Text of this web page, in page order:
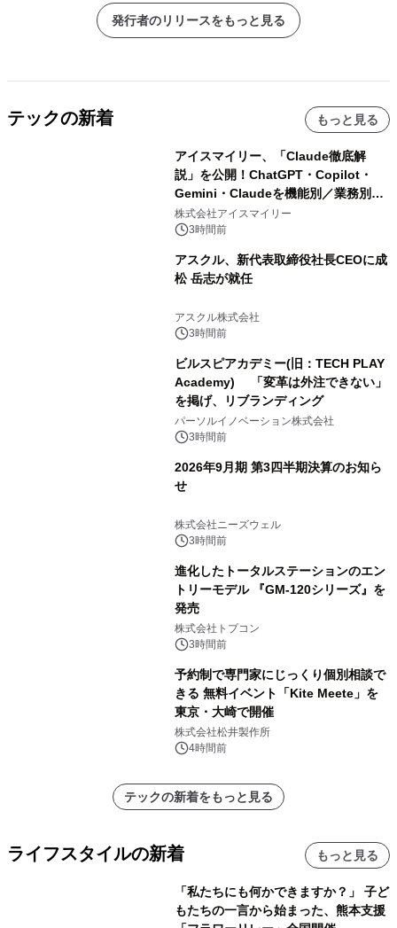
発行者のリリースをもっと見る
テックの新着 もっと見る
アイスマイリー、「Claude徹底解
説」を公開！ChatGPT・Copilot・
Gemini・Claudeを機能別／業務別に
比較―自社に合う生成AIの選び方がわ
かる実践ガイド
株式会社アイスマイリー
3時間前
アスクル、新代表取締役社長CEOに成
松 岳志が就任
アスクル株式会社
3時間前
ビルスピアカデミー(旧：TECH PLAY
Academy) 「変革は外注できない」
を掲げ、リブランディング
パーソルイノベーション株式会社
3時間前
2026年9月期 第3四半期決算のお知ら
せ
株式会社ニーズウェル
3時間前
進化したトータルステーションのエン
トリーモデル 『GM-120シリーズ』を
発売
株式会社トプコン
3時間前
予約制で専門家にじっくり個別相談で
きる 無料イベント「Kite Meete」を
東京・大崎で開催
株式会社松井製作所
4時間前
テックの新着をもっと見る
ライフスタイルの新着 もっと見る
「私たちにも何かできますか？」 子ど
もたちの一言から始まった、熊本支援